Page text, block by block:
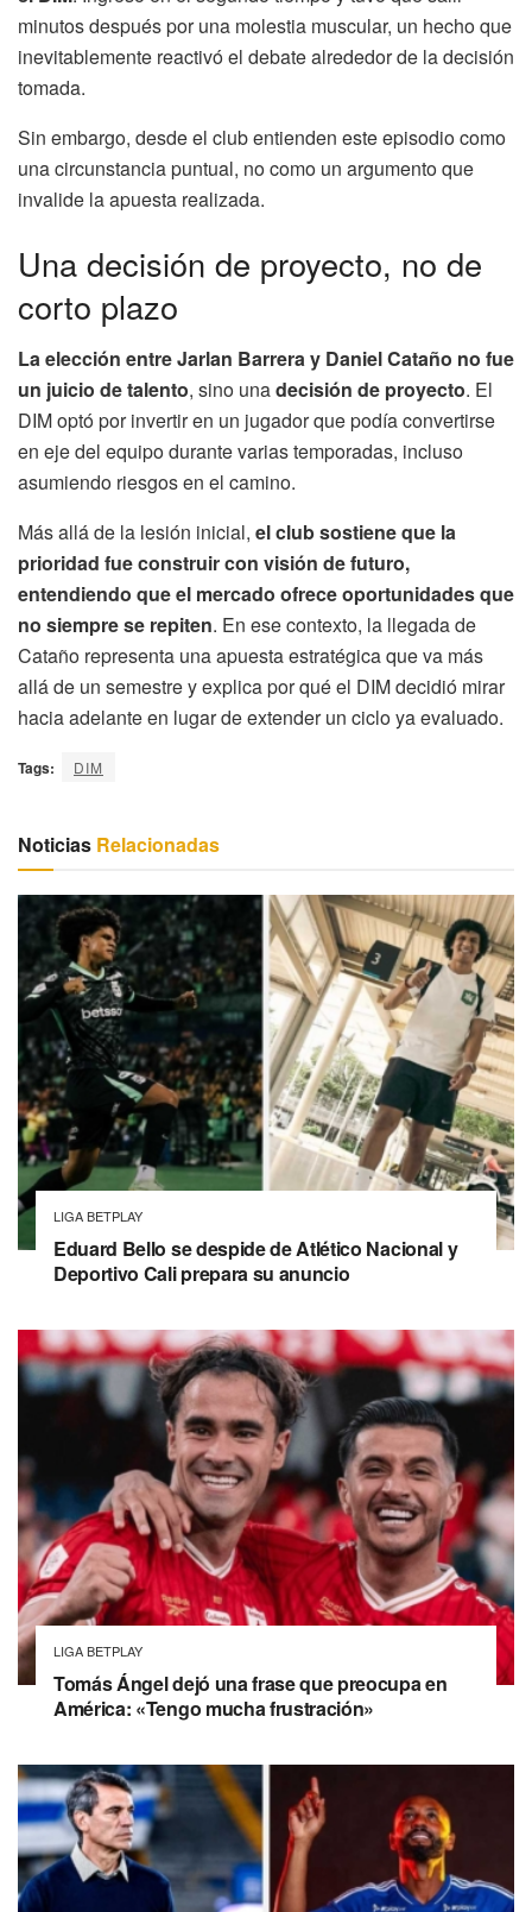
minutos después por una molestia muscular, un hecho que
inevitablemente reactivó el debate alrededor de la decisión
tomada.
Sin embargo, desde el club entienden este episodio como
una circunstancia puntual, no como un argumento que
invalide la apuesta realizada.
Una decisión de proyecto, no de
corto plazo
La elección entre Jarlan Barrera y Daniel Cataño no fue
un juicio de talento, sino unadecisión de proyecto. El
DIM optó por invertir en un jugador que podía convertirse
en eje del equipo durante varias temporadas, incluso
asumiendo riesgos en el camino.
Más allá de la lesión inicial, el club sostiene que la
prioridad fue construir con visión de futuro,
entendiendo que el mercado ofrece oportunidades que
no siempre se repiten. En ese contexto, la llegada de
Cataño representa una apuesta estratégica que va más
allá de un semestre y explica por qué el DIM decidió mirar
hacia adelante en lugar de extender un ciclo ya evaluado.
Tags: DIM
Noticias Relacionadas
LIGA BETPLAY
Eduard Bello se despide de Atlético Nacional y
Deportivo Cali prepara su anuncio
LIGA BETPLAY
Tomás Ángel dejó una frase que preocupa en
América: «Tengo mucha frustración»